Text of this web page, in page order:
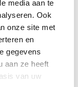
media aan te
Ook
onze site met
en
gegevens
aan ze heeft
van uw
(1)
€17,95
Bekijk